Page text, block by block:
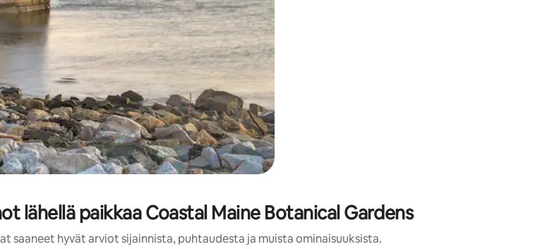
lähellä paikkaa Coastal Maine Botanical Gardens
saaneet hyvät arviot sijainnista, puhtaudesta ja muista ominaisuuksista.